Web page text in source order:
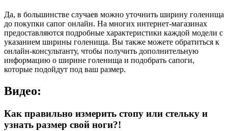
Да, в большинстве случаев можно уточнить ширину голенища
до покупки сапог онлайн. На многих интернет-магазинах
предоставляются подробные характеристики каждой модели с
указанием ширины голенища. Вы также можете обратиться к
онлайн-консультанту, чтобы получить дополнительную
информацию о ширине голенища и подобрать сапоги,
которые подойдут под ваш размер.
Видео:
Как правильно измерить стопу или стельку и
узнать размер свой ноги?!